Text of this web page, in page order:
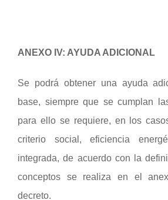
ANEXO IV: AYUDA ADICIONAL
Se podrá obtener una ayuda
base, siempre que se cumplan
para ello se requiere, en los
criterio social, eficiencia
integrada, de acuerdo con la
conceptos se realiza en el
decreto.